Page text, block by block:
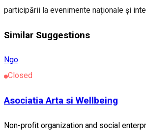
participării la evenimente naționale și
Similar Suggestions
Ngo
Closed
Asociatia Arta si Wellbeing
Non-profit organization and social